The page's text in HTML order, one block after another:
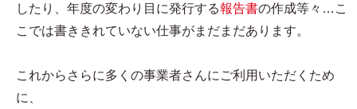
したり、年度の変わり目に発行する報告書の作成等々…こ
こでは書ききれていない仕事がまだまだあります。
これからさらに多くの事業者さんにご利用いただくため
に、